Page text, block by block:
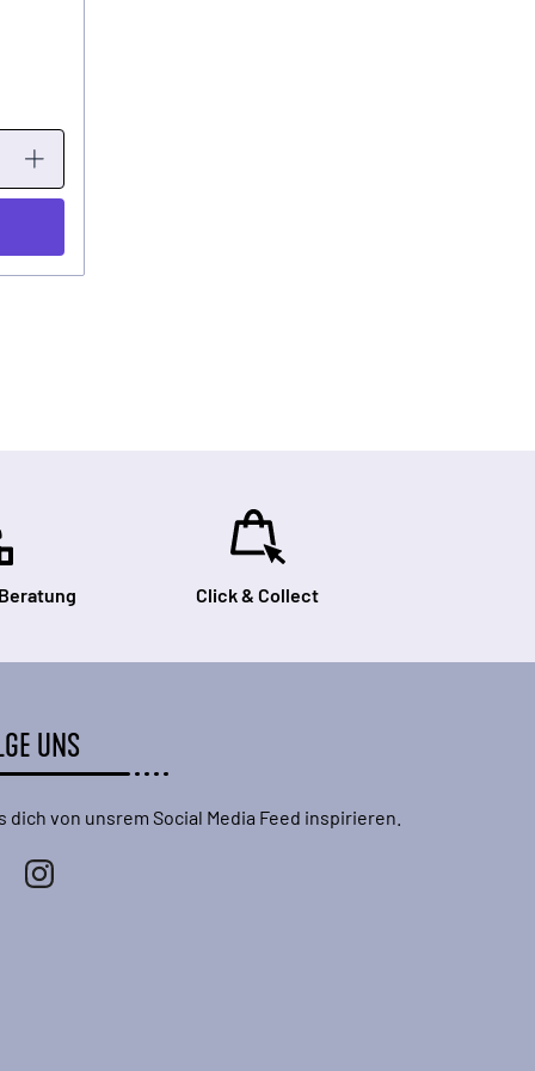
Click & Collect
UNS
dich von unsrem Social Media Feed inspirieren.